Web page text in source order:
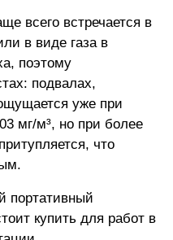
всего встречается в
в виде газа в
поэтому
подвалах,
уже при
мг/м³, но при более
что
портативный
купить для работ в